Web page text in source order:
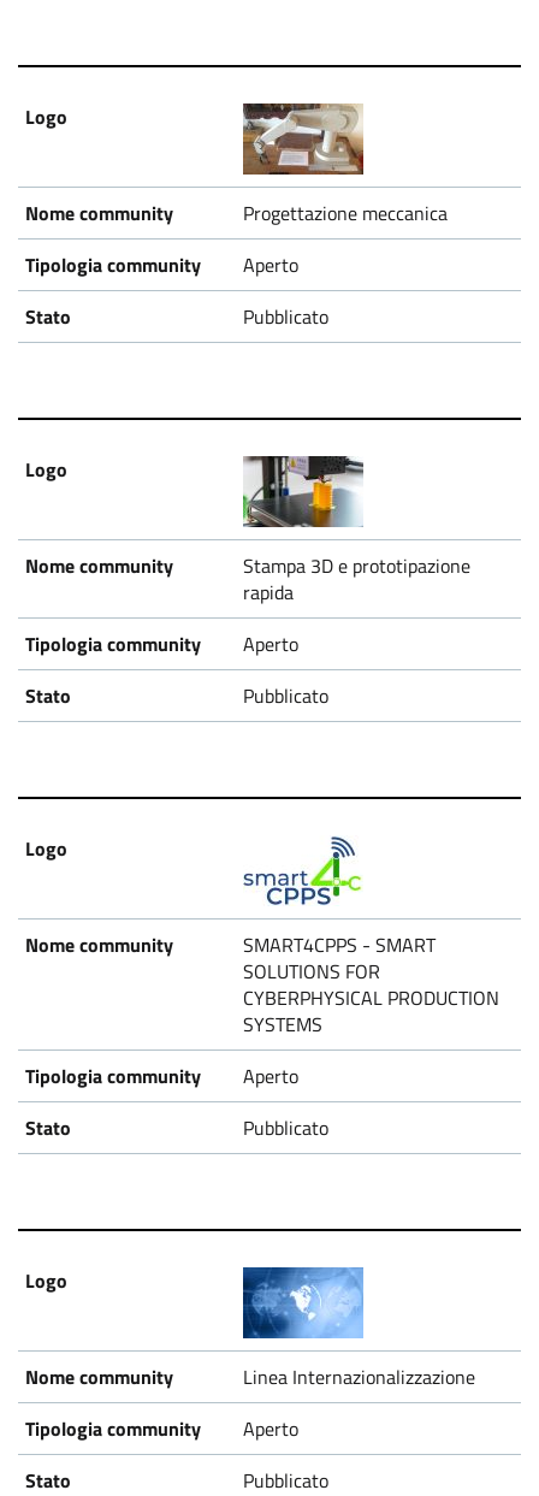
Progettazione meccanica
Aperto
Pubblicato
Stampa 3D e prototipazione
rapida
Aperto
Pubblicato
SMART4CPPS - SMART
SOLUTIONS FOR
CYBERPHYSICAL PRODUCTION
SYSTEMS
Aperto
Pubblicato
Linea Internazionalizzazione
Aperto
Pubblicato